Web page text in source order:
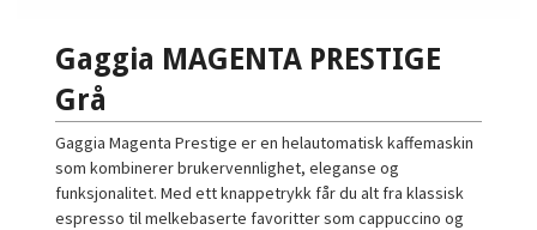
Gaggia MAGENTA PRESTIGE
Grå
Gaggia Magenta Prestige er en helautomatisk kaffemaskin
som kombinerer brukervennlighet, eleganse og
funksjonalitet. Med ett knappetrykk får du alt fra klassisk
espresso til melkebaserte favoritter som cappuccino og